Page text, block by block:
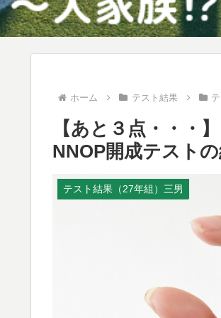
ホーム テスト結果
【あと３点・・・】
NNOP開成テスト
テスト結果（27年組）三男